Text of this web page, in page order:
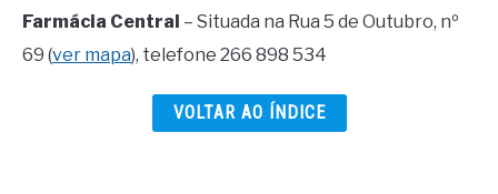
Farmácia Central – Situada na Rua 5 de Outubro, nº
69 (ver mapa), telefone 266 898 534
VOLTAR AO ÍNDICE